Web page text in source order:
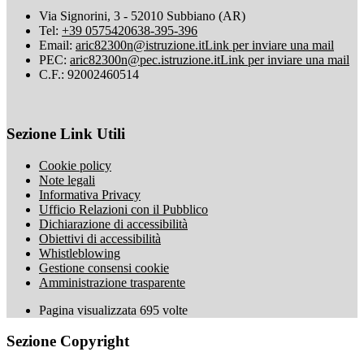
Via Signorini, 3 - 52010 Subbiano (AR)
Tel: +39 0575420638-395-396
Email: aric82300n@istruzione.itLink per inviare una mail
PEC: aric82300n@pec.istruzione.itLink per inviare una mail
C.F.: 92002460514
Sezione Link Utili
Cookie policy
Note legali
Informativa Privacy
Ufficio Relazioni con il Pubblico
Dichiarazione di accessibilità
Obiettivi di accessibilità
Whistleblowing
Gestione consensi cookie
Amministrazione trasparente
Pagina visualizzata 695 volte
Sezione Copyright